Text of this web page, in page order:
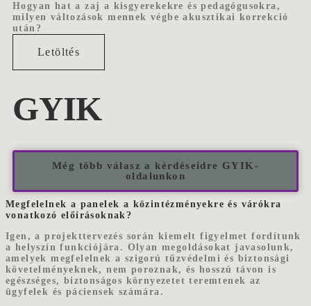
Hogyan hat a zaj a kisgyerekekre és pedagógusokra,
milyen változások mennek végbe akusztikai korrekció
után?
Letöltés
GYIK
Még több válasz a kérdéseidre GYIK-
oldalunkon
Megfelelnek a panelek a közintézményekre és várókra
vonatkozó előírásoknak?
Igen, a projekttervezés során kiemelt figyelmet fordítunk
a helyszín funkciójára. Olyan megoldásokat javasolunk,
amelyek megfelelnek a szigorú tűzvédelmi és biztonsági
követelményeknek, nem poroznak, és hosszú távon is
egészséges, biztonságos környezetet teremtenek az
ügyfelek és páciensek számára.